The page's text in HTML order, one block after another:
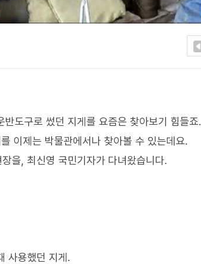
도구로 썼던 지게를 요즘은 찾아보기 힘들죠.
이제는 박물관에서나 찾아볼 수 있는데요.
을, 최신영 국민기자가 다녀왔습니다.
사용했던 지게.